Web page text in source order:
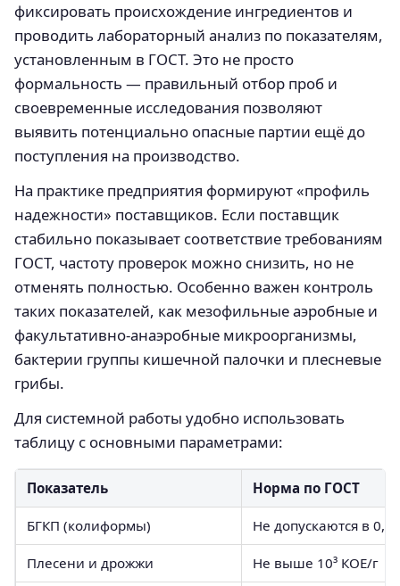
фиксировать происхождение ингредиентов и
проводить лабораторный анализ по показателям,
установленным в ГОСТ. Это не просто
формальность — правильный отбор проб и
своевременные исследования позволяют
выявить потенциально опасные партии ещё до
поступления на производство.
На практике предприятия формируют «профиль
надежности» поставщиков. Если поставщик
стабильно показывает соответствие требованиям
ГОСТ, частоту проверок можно снизить, но не
отменять полностью. Особенно важен контроль
таких показателей, как мезофильные аэробные и
факультативно-анаэробные микроорганизмы,
бактерии группы кишечной палочки и плесневые
грибы.
Для системной работы удобно использовать
таблицу с основными параметрами:
Показатель Норма по ГОСТ
БГКП (колиформы) Не допускаются в
Плесени и дрожжи Не выше 10³ КОЕ/г